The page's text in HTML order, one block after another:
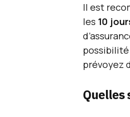
Il est
les 10
possibilité
prévoyez
Quelles